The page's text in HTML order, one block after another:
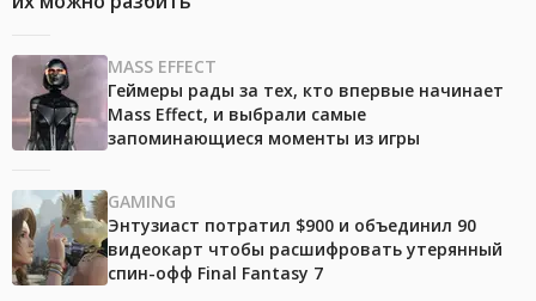
MASS EFFECT
Геймеры рады за тех, кто впервые начинает
Mass Effect, и выбрали самые
запоминающиеся моменты из игры
GAMING
Энтузиаст потратил $900 и объединил 90
видеокарт чтобы расшифровать утерянный
спин-офф Final Fantasy 7